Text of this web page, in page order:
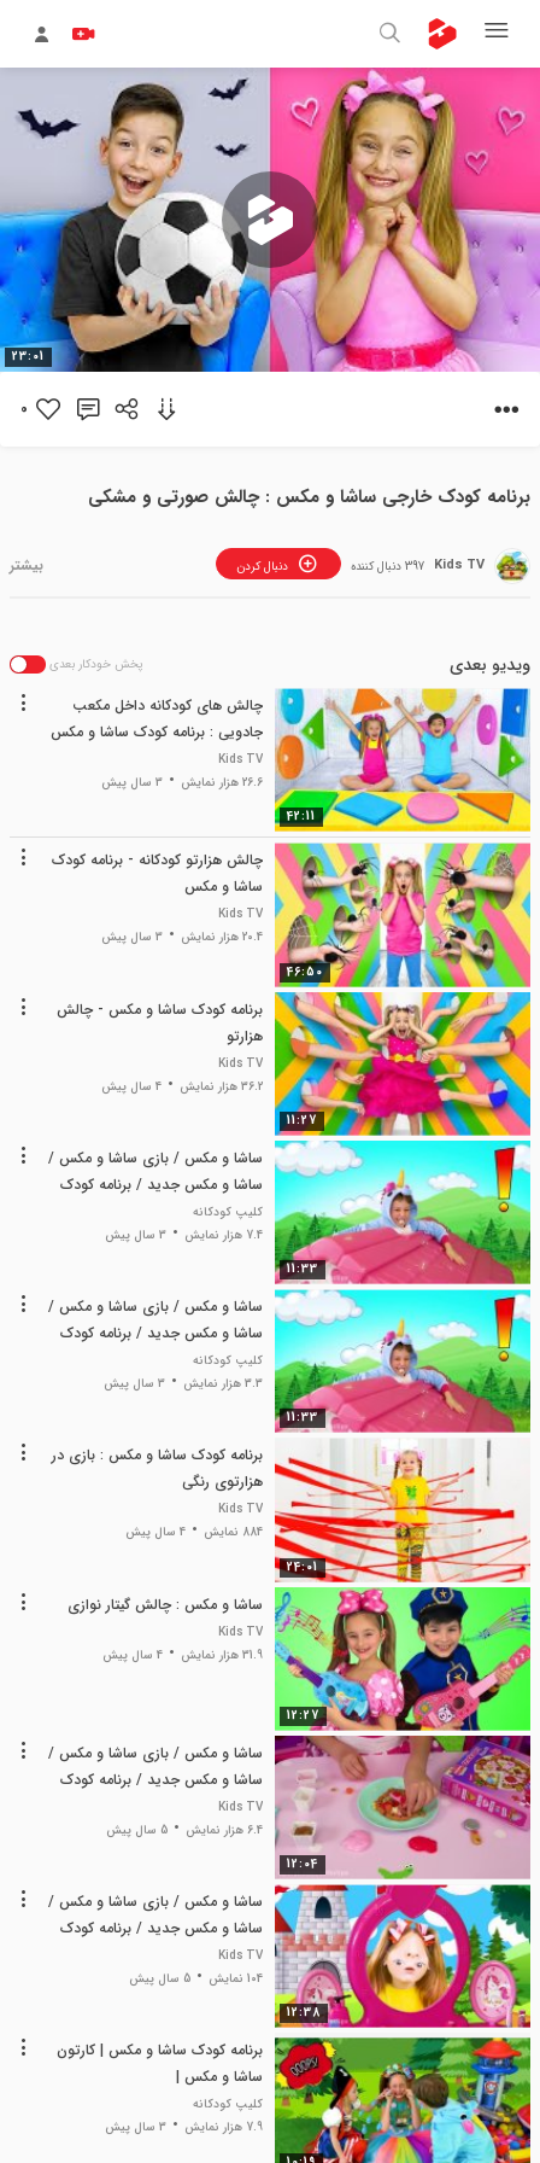
پخش
23:01
0
برنامه کودک خارجی ساشا و مکس : چالش صورتی و مشکی
Kids TV دنبال کردن 397 دنبال کننده
ویدیو بعدی پخش خودکار بعدی
42:11
چالش های کودکانه داخل مکعب
جادویی : برنامه کودک ساشا و مکس
Kids TV
26.6 هزار نمایش
3 سال پیش
46:50
چالش هزارتو کودکانه - برنامه کودک
ساشا و مکس
Kids TV
20.4 هزار نمایش
3 سال پیش
11:27
برنامه کودک ساشا و مکس - چالش
هزارتو
Kids TV
36.2 هزار نمایش
4 سال پیش
11:33
ساشا و مکس / بازی ساشا و مکس /
ساشا و مکس جدید / برنامه کودک
ساشا و مکس
کلیپ کودکانه
7.4 هزار نمایش
3 سال پیش
11:33
ساشا و مکس / بازی ساشا و مکس /
ساشا و مکس جدید / برنامه کودک
ساشا و مکس
کلیپ کودکانه
3.3 هزار نمایش
3 سال پیش
24:01
برنامه کودک ساشا و مکس : بازی در
هزارتوی رنگی
Kids TV
884 نمایش
4 سال پیش
12:27
ساشا و مکس : چالش گیتار نوازی
Kids TV
31.9 هزار نمایش
4 سال پیش
12:04
ساشا و مکس / بازی ساشا و مکس /
ساشا و مکس جدید / برنامه کودک
ساشا و مکس
Kids TV
6.4 هزار نمایش
5 سال پیش
12:38
ساشا و مکس / بازی ساشا و مکس /
ساشا و مکس جدید / برنامه کودک
ساشا و مکس
Kids TV
104 نمایش
5 سال پیش
برنامه کودک ساشا و مکس | کارتون
ساشا و مکس |
کلیپ کودکانه
7.9 هزار نمایش
3 سال پیش